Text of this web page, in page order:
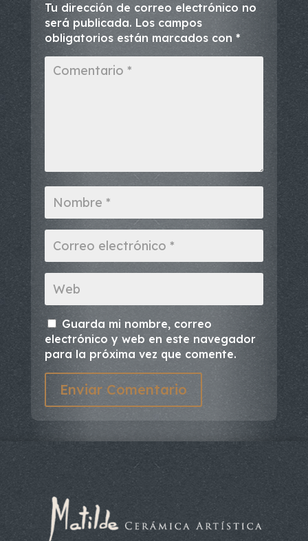
Tu dirección de correo electrónico no
será publicada. Los campos
obligatorios están marcados con *
Guarda mi nombre, correo
electrónico y web en este navegador
para la próxima vez que comente.
Enviar Comentario